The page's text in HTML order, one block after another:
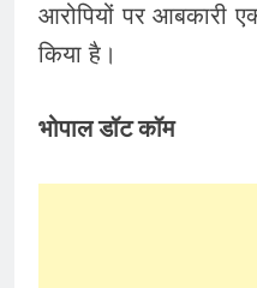
आरोपियों पर आबकारी
किया है।
भोपाल डॉट कॉम